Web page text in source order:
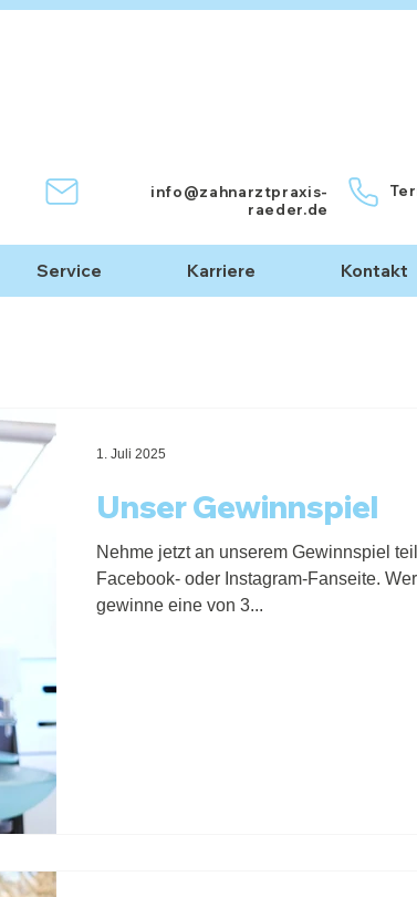
info@zahnarztpraxis-
raeder.de
Service Karriere Kontakt
Unser Gewinnspiel
Nehme jetzt an unserem Gewinnspiel
Facebook- oder Instagram-Fanseite.
gewinne eine von 3...
1. Juli 2025